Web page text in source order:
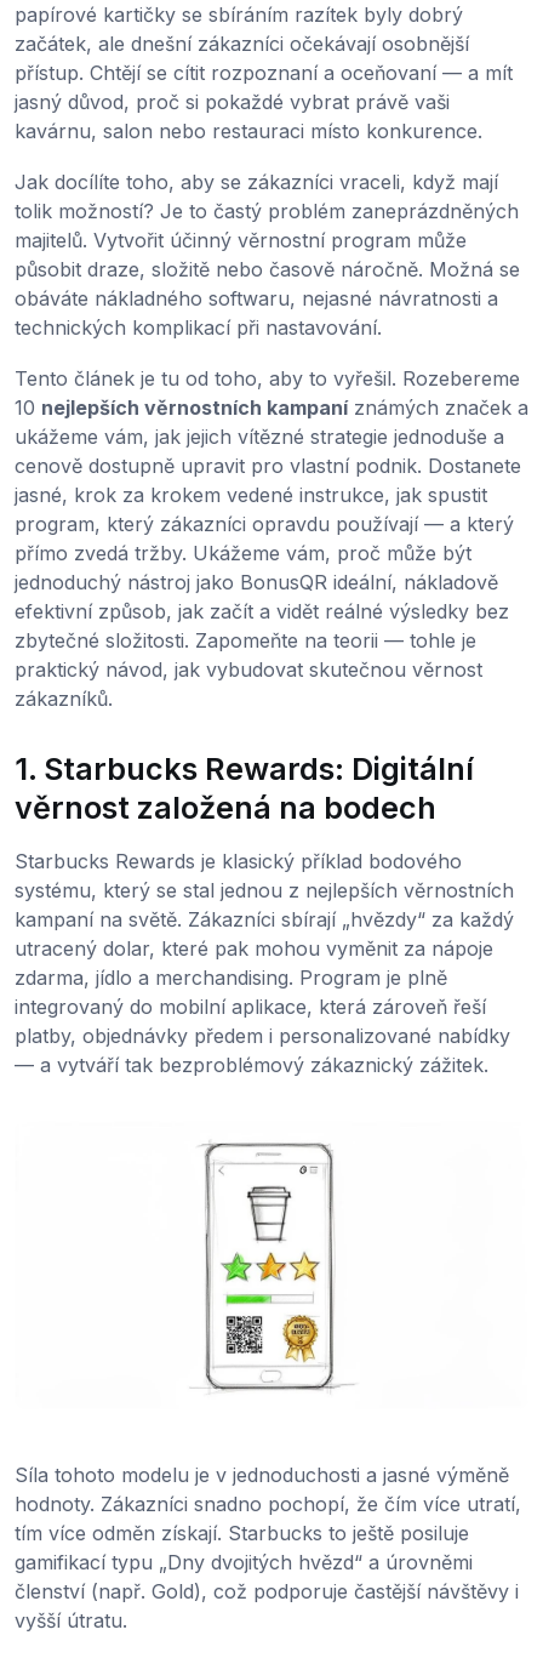
papírové kartičky se sbíráním razítek byly dobrý
začátek, ale dnešní zákazníci očekávají osobnější
přístup. Chtějí se cítit rozpoznaní a oceňovaní — a mít
jasný důvod, proč si pokaždé vybrat právě vaši
kavárnu, salon nebo restauraci místo konkurence.
Jak docílíte toho, aby se zákazníci vraceli, když mají
tolik možností? Je to častý problém zaneprázdněných
majitelů. Vytvořit účinný věrnostní program může
působit draze, složitě nebo časově náročně. Možná se
obáváte nákladného softwaru, nejasné návratnosti a
technických komplikací při nastavování.
Tento článek je tu od toho, aby to vyřešil. Rozebereme
10 nejlepších věrnostních kampaníznámých značek a
ukážeme vám, jak jejich vítězné strategie jednoduše a
cenově dostupně upravit pro vlastní podnik. Dostanete
jasné, krok za krokem vedené instrukce, jak spustit
program, který zákazníci opravdu používají — a který
přímo zvedá tržby. Ukážeme vám, proč může být
jednoduchý nástroj jako BonusQR ideální, nákladově
efektivní způsob, jak začít a vidět reálné výsledky bez
zbytečné složitosti. Zapomeňte na teorii — tohle je
praktický návod, jak vybudovat skutečnou věrnost
zákazníků.
1. Starbucks Rewards: Digitální
věrnost založená na bodech
Starbucks Rewards je klasický příklad bodového
systému, který se stal jednou z nejlepších věrnostních
kampaní na světě. Zákazníci sbírají „hvězdy“ za každý
utracený dolar, které pak mohou vyměnit za nápoje
zdarma, jídlo a merchandising. Program je plně
integrovaný do mobilní aplikace, která zároveň řeší
platby, objednávky předem i personalizované nabídky
— a vytváří tak bezproblémový zákaznický zážitek.
Síla tohoto modelu je v jednoduchosti a jasné výměně
hodnoty. Zákazníci snadno pochopí, že čím více utratí,
tím více odměn získají. Starbucks to ještě posiluje
gamifikací typu „Dny dvojitých hvězd“ a úrovněmi
členství (např. Gold), což podporuje častější návštěvy i
vyšší útratu.